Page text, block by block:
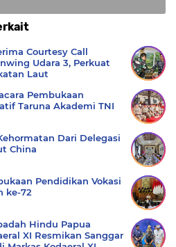
Courtesy Call
Udara 3, Perkuat
Laut
Pembukaan
Taruna Akademi TNI
Dari Delegasi
China
Pendidikan Vokasi
ke-72
Hindu Papua
XI Resmikan Sanggar